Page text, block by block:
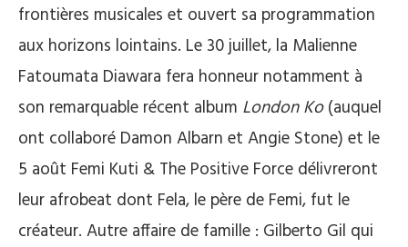
frontières musicales et ouvert sa programmation
aux horizons lointains. Le 30 juillet, la Malienne
Fatoumata Diawara fera honneur notamment à
son remarquable récent album London Ko(auquel
ont collaboré Damon Albarn et Angie Stone) et le
5 août Femi Kuti & The Positive Force délivreront
leur afrobeat dont Fela, le père de Femi, fut le
créateur. Autre affaire de famille : Gilberto Gil qui